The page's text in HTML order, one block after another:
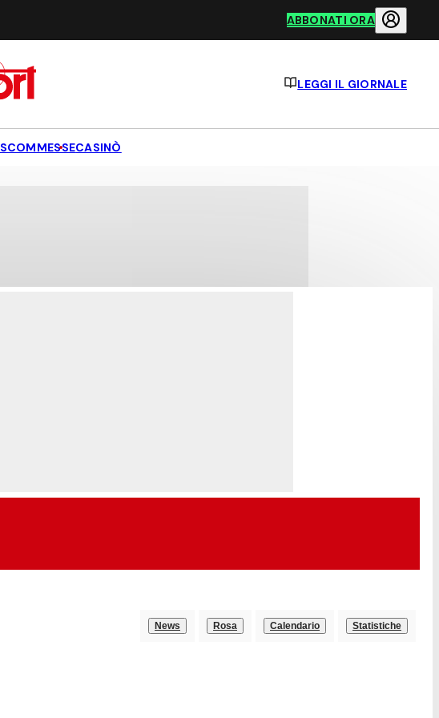
ABBONATI ORA
LEGGI IL GIORNALE
SCOMMESSECASINÒ
News Rosa Calendario Statistiche